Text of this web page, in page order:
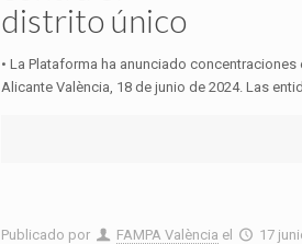
distrito único
• La Plataforma ha anunciado
Alicante València, 18 de junio de 2024. Las
Publicado por FAMPA València el 17